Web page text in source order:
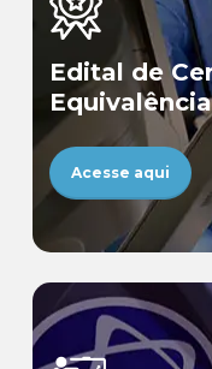
Edital de
Equivalência
Acesse aqui